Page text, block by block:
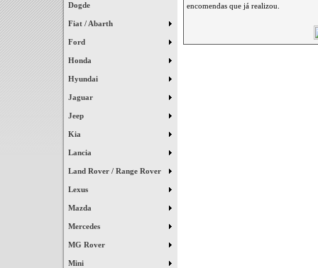
Dogde
Fiat / Abarth
Ford
Honda
Hyundai
Jaguar
Jeep
Kia
Lancia
Land Rover / Range Rover
Lexus
Mazda
Mercedes
MG Rover
Mini
encomendas que já realizou.